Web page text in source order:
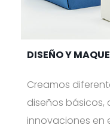
DISEÑO Y
Creamos
diseños básicos,
innovaciones en